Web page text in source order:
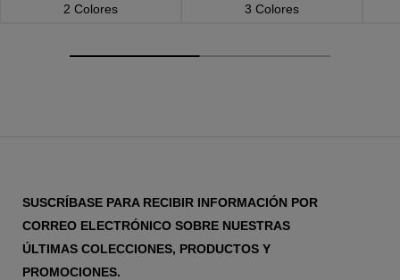
2 Colores
3 Colores
SUSCRÍBASE PARA RECIBIR INFORMACIÓN POR
CORREO ELECTRÓNICO SOBRE NUESTRAS
ÚLTIMAS COLECCIONES, PRODUCTOS Y
PROMOCIONES.